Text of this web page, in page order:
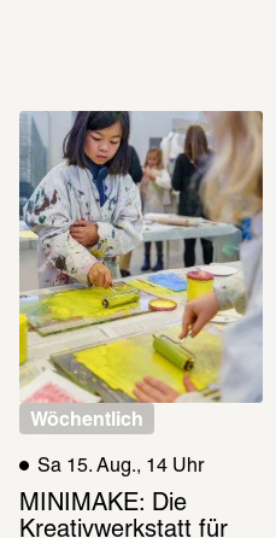
Wöchentlich
Sa 15. Aug., 14 Uhr
MINIMAKE: Die
Kreativwerkstatt für